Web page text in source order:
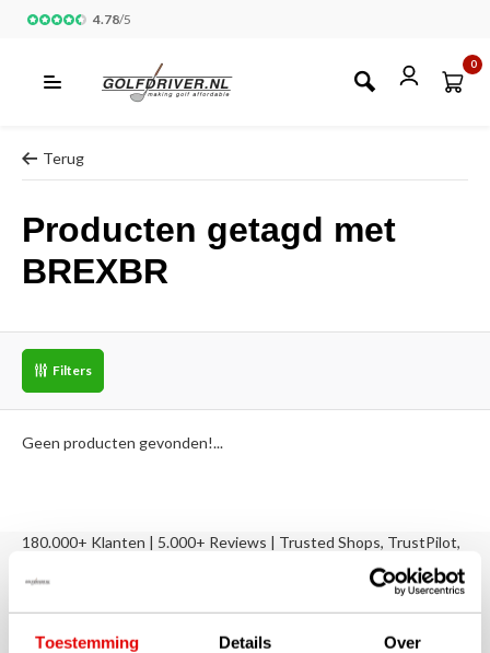
Toestemming Details Over
4.78/5
0
Terug
Producten getagd met
BREXBR
Filters
Geen producten gevonden!...
180.000+ Klanten | 5.000+ Reviews | Trusted Shops, TrustPilot,
Reviews: Onze klanten aan het
woord